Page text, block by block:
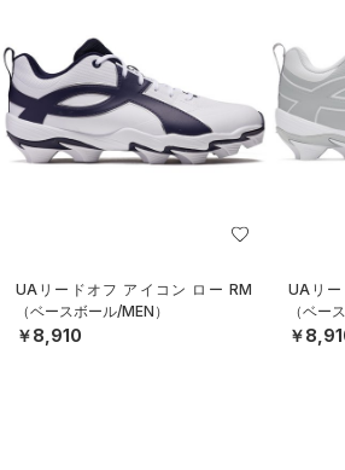
UAリードオフ アイコン ロー RM
（ベースボール/MEN）
￥8,910
UAリ
（ベー
￥